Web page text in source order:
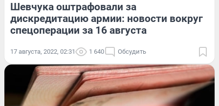
Шевчука оштрафовали за
дискредитацию армии: новости вокруг
спецоперации за 16 августа
17 августа, 2022, 02:31 1 640 Обсудить